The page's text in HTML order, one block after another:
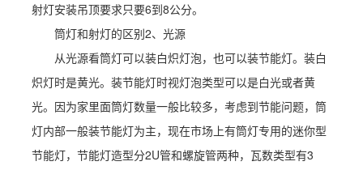
射灯安装吊顶要求只要6到8公分。
筒灯和射灯的区别2、光源
从光源看筒灯可以装白炽灯泡，也可以装节能灯。装白
炽灯时是黄光。装节能灯时视灯泡类型可以是白光或者黄
光。因为家里面筒灯数量一般比较多，考虑到节能问题，筒
灯内部一般装节能灯为主，现在市场上有筒灯专用的迷你型
节能灯，节能灯造型分2U管和螺旋管两种，瓦数类型有3